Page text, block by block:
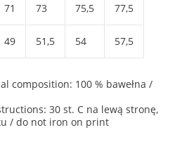
71 73 75,5 77,5
49 51,5 54 57,5
composition: 100 % bawełna /
30 st. C na lewą stronę,
/ do not iron on print